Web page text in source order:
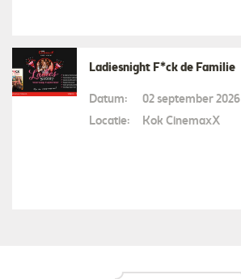
Ladiesnight F*ck de Familie
Datum:
02 september 2026
Locatie:
Kok CinemaxX